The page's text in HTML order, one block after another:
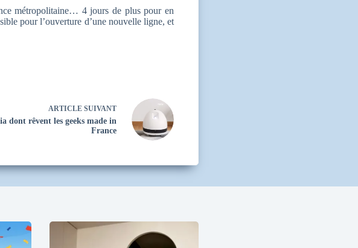
métropolitaine… 4 jours de plus pour en
pour l’ouverture d’une nouvelle ligne, et
ARTICLESUIVANT
dont rêvent les geeks made in
France